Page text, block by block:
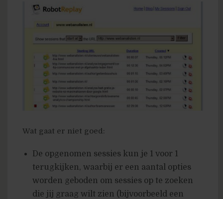
Wat gaat er niet goed:
De opgenomen sessies kun je 1 voor 1
terugkijken, waarbij er een aantal opties
worden geboden om sessies op te zoeken
die jij graag wilt zien (bijvoorbeeld een